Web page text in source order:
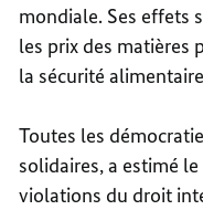
mondiale. Ses effets
les prix des matières
la sécurité
Toutes les
solidaires, a estimé le
violations du droit